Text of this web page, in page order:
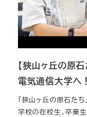
【狭山ヶ丘の原
電気通信大学へ
「狭山ヶ丘の原石た
学校の在校生、卒業